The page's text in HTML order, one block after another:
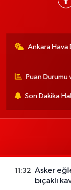
Ankara Hava
Puan Durumu
Son Dakika
11:32 Asker
bıçaklı